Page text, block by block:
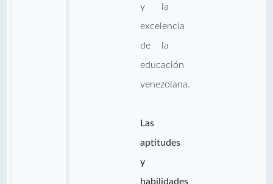
y la
excelencia
de la
educación
venezolana.
Las
aptitudes
y
habilidades